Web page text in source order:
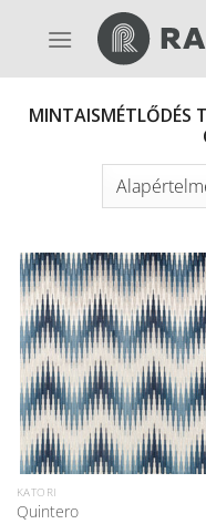
MINTAISMÉTLŐDÉS
KATORI
Quintero